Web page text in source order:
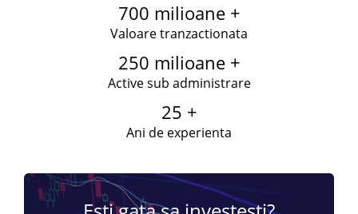
700 milioane +
Valoare tranzactionata
250 milioane +
Active sub administrare
25 +
Ani de experienta